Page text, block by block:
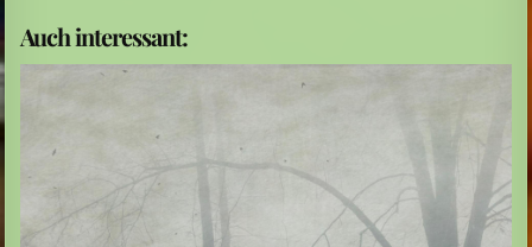
Auch interessant: